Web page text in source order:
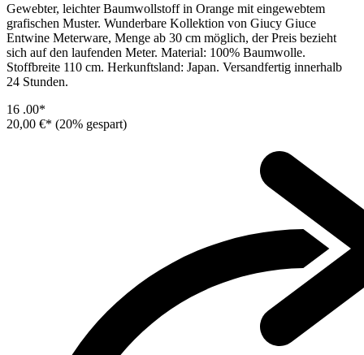
Gewebter, leichter Baumwollstoff in Orange mit eingewebtem
grafischen Muster. Wunderbare Kollektion von Giucy Giuce
Entwine Meterware, Menge ab 30 cm möglich, der Preis bezieht
sich auf den laufenden Meter. Material: 100% Baumwolle.
Stoffbreite 110 cm. Herkunftsland: Japan. Versandfertig innerhalb
24 Stunden.
16 .00*
20,00 €* (20% gespart)